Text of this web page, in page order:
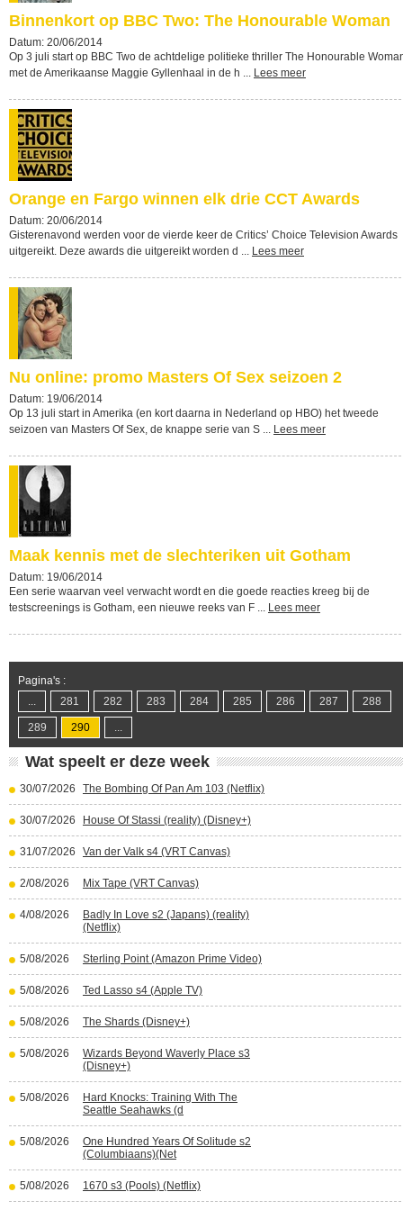
Binnenkort op BBC Two: The Honourable Woman
Datum: 20/06/2014
Op 3 juli start op BBC Two de achtdelige politieke thriller The Honourable
met de Amerikaanse Maggie Gyllenhaal in de h ... Lees meer
Orange en Fargo winnen elk drie CCT Awards
Datum: 20/06/2014
Gisterenavond werden voor de vierde keer de Critics’ Choice Television Awards
uitgereikt. Deze awards die uitgereikt worden d ... Lees meer
Nu online: promo Masters Of Sex seizoen 2
Datum: 19/06/2014
Op 13 juli start in Amerika (en kort daarna in Nederland op HBO) het tweede
seizoen van Masters Of Sex, de knappe serie van S ... Lees meer
Maak kennis met de slechteriken uit Gotham
Datum: 19/06/2014
Een serie waarvan veel verwacht wordt en die goede reacties kreeg bij de
testscreenings is Gotham, een nieuwe reeks van F ... Lees meer
Pagina's :
...
281 282 283 284 285 286 287 288
289 290 ...
Wat speelt er deze week
30/07/2026 The Bombing Of Pan Am 103 (Netflix)
30/07/2026 House Of Stassi (reality) (Disney+)
31/07/2026 Van der Valk s4 (VRT Canvas)
2/08/2026 Mix Tape (VRT Canvas)
4/08/2026
Badly In Love s2 (Japans) (reality)
(Netflix)
5/08/2026 Sterling Point (Amazon Prime Video)
5/08/2026 Ted Lasso s4 (Apple TV)
5/08/2026 The Shards (Disney+)
5/08/2026
Wizards Beyond Waverly Place s3
(Disney+)
5/08/2026
Hard Knocks: Training With The
Seattle Seahawks (d
5/08/2026
One Hundred Years Of Solitude s2
(Columbiaans)(Net
5/08/2026 1670 s3 (Pools) (Netflix)